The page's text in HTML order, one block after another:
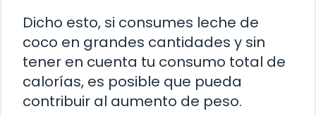
Dicho esto, si consumes leche de
coco en grandes cantidades y sin
tener en cuenta tu consumo total de
calorías, es posible que pueda
contribuir al aumento de peso.